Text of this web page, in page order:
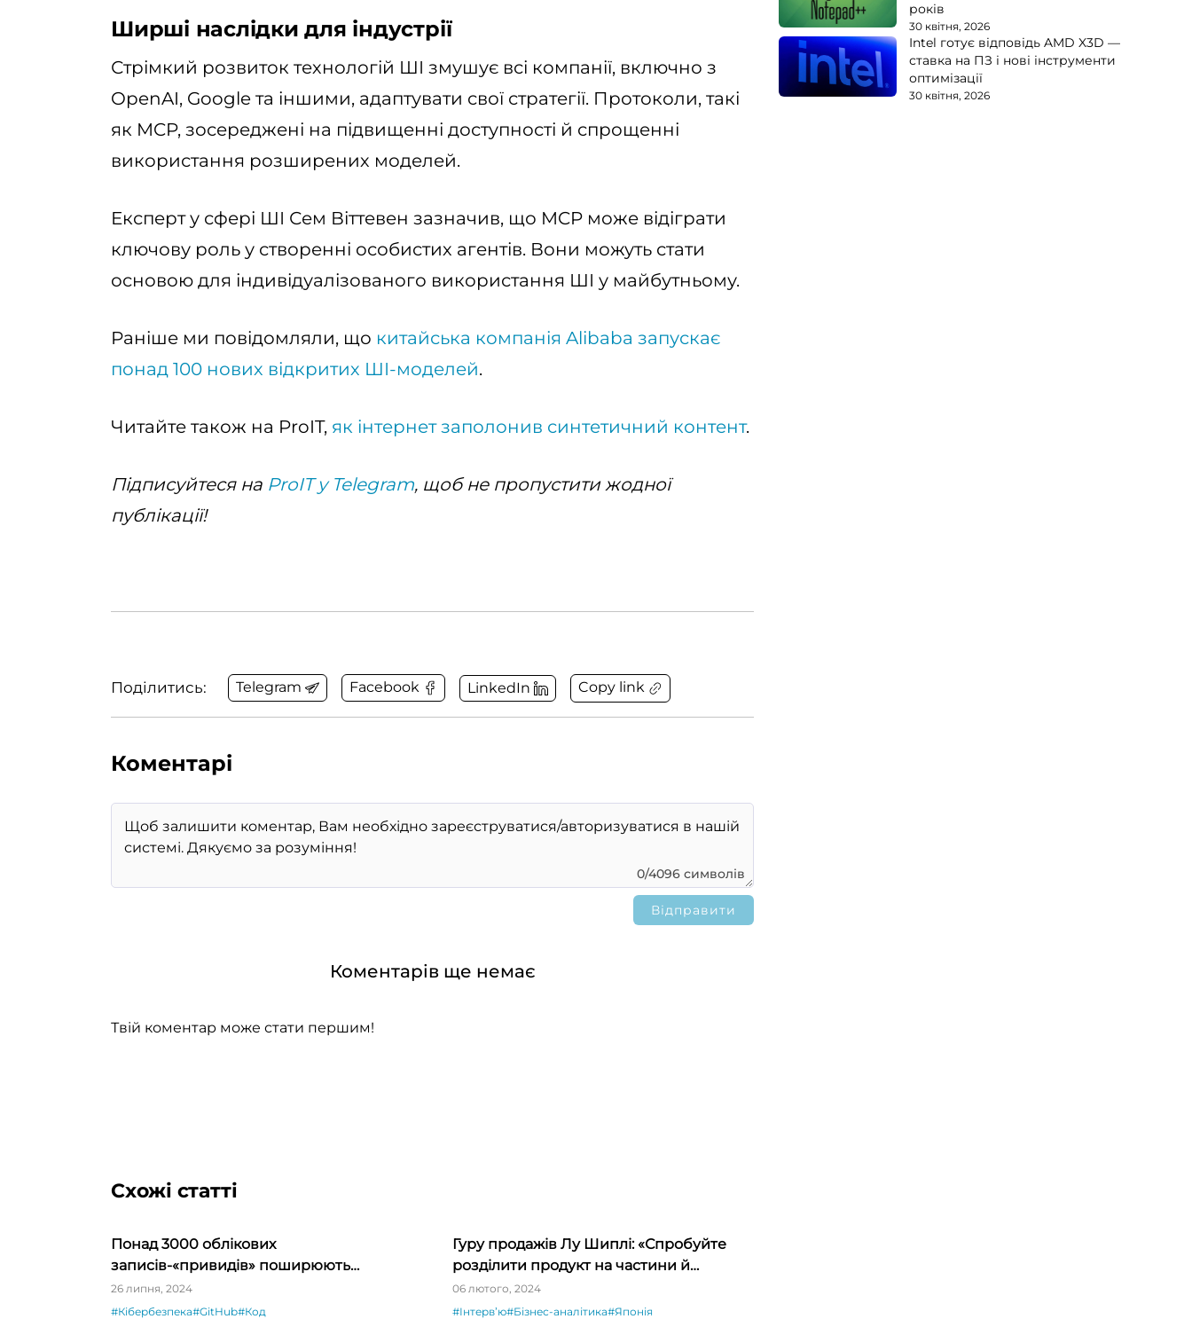
Ширші наслідки для індустрії
Стрімкий розвиток технологій ШІ змушує всі компанії, включно з
OpenAI, Google та іншими, адаптувати свої стратегії. Протоколи, такі
як MCP, зосереджені на підвищенні доступності й спрощенні
використання розширених моделей.
Експерт у сфері ШІ Сем Віттевен зазначив, що MCP може відіграти
ключову роль у створенні особистих агентів. Вони можуть стати
основою для індивідуалізованого використання ШІ у майбутньому.
Раніше ми повідомляли, що китайська компанія Alibaba запускає
понад 100 нових відкритих ШІ-моделей.
Читайте також на ProIT, як інтернет заполонив синтетичний контент.
Підписуйтеся на ProIT у Telegram, щоб не пропустити жодної
публікації!
Поділитись: Telegram Facebook LinkedIn Copy link
Коментарі
0/4096 символів
Коментарів ще немає
Твій коментар може стати першим!
Схожі статті
Понад 3000 облікових
записів-«привидів» поширюють
зловмисне ПЗ на GitHub
26 липня, 2024
#Кібербезпека#GitHub#Код
Гуру продажів Лу Шиплі: «Спробуйте
розділити продукт на частини й
продавати окремо – ви будете вражені»
06 лютого, 2024
#Інтервʼю#Бізнес-аналітика#Японія
років
30 квітня, 2026
Intel готує відповідь AMD X3D —
ставка на ПЗ і нові інструменти
оптимізації
30 квітня, 2026